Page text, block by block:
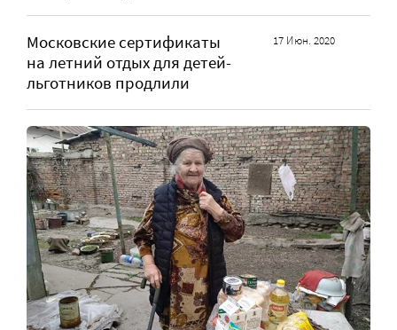
Московские сертификаты
на летний отдых для детей-
льготников продлили
17 Июн. 2020